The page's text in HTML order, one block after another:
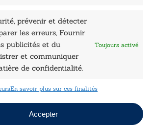
prévenir et détecter
les erreurs, Fournir
publicités et du
et communiquer
de confidentialité.
Toujours activé
En savoir plus sur ces finalités
Accepter
de vente